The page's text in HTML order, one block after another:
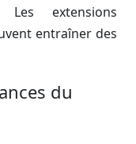
extensions
entraîner des
du